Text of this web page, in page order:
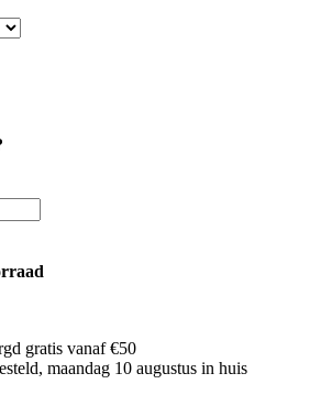
gratis vanaf €50
maandag 10 augustus in huis